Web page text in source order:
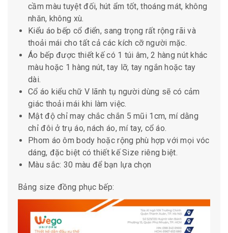
cầm màu tuyệt đối, hút ẩm tốt, thoáng mát, không
nhăn, không xù.
Kiểu áo bếp cổ điển, sang trọng rất rộng rãi và
thoải mái cho tất cả các kích cỡ người mặc.
Áo bếp được thiết kế có 1 túi âm, 2 hàng nút khác
màu hoặc 1 hàng nút, tay lỡ, tay ngắn hoặc tay
dài.
Cổ áo kiểu chữ V lãnh tụ người dùng sẽ có cảm
giác thoải mái khi làm việc.
Mật độ chỉ may chắc chắn 5 mũi 1cm, mí dằng
chỉ đôi ở trụ áo, nách áo, mí tay, cổ áo.
Phom áo ôm body hoặc rộng phù hợp với mọi vóc
dáng, đặc biệt có thiết kế Size riêng biệt.
Màu sắc: 30 màu để bạn lựa chọn
Bảng size đồng phục bếp: